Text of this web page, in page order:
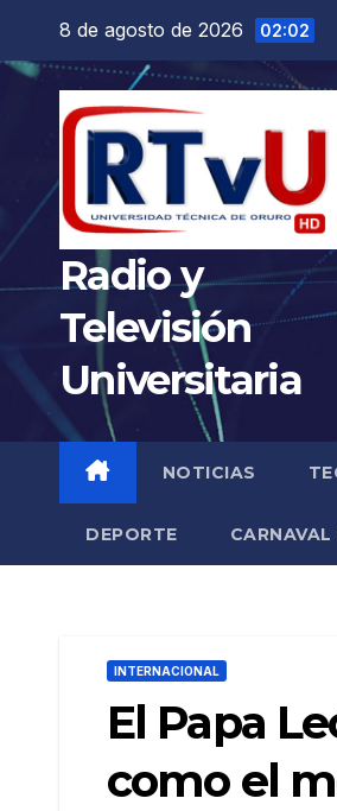
contenido
8 de agosto de 2026 02:02
Radio y
Televisión
Universitaria
NOTICIAS
DEPORTE
INTERNACIONAL
El Papa
como el